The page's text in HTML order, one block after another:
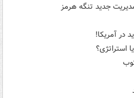
جدید تنگه هرمز
در آمریکا!
استراتژی؟